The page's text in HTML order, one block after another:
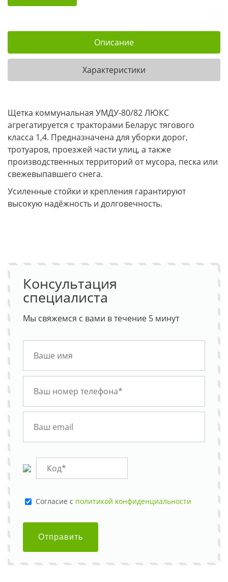
Описание
Характеристики
Щетка коммунальная УМДУ-80/82 ЛЮКС
агрегатируется с тракторами Беларус тягового
класса 1,4. Предназначена для уборки дорог,
тротуаров, проезжей части улиц, а также
производственных территорий от мусора, песка или
свежевыпавшего снега.
Усиленные стойки и крепления гарантируют
высокую надёжность и долговечность.
Консультация
специалиста
Мы свяжемся с вами в течение 5 минут
Cогласие с политикой конфиденциальности
Отправить